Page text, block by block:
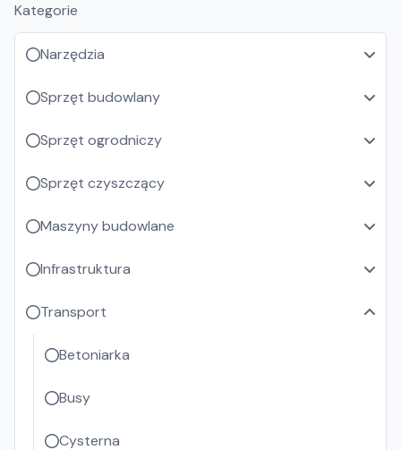
Kategorie
Narzędzia
Sprzęt budowlany
Sprzęt ogrodniczy
Sprzęt czyszczący
Maszyny budowlane
Infrastruktura
Transport
Betoniarka
Busy
Cysterna